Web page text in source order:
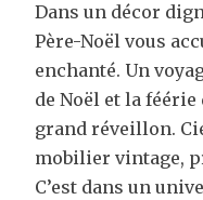
Dans un décor
Père-Noël vous
enchanté. Un
de Noël et la
grand réveillon.
mobilier vintage,
C’est dans un